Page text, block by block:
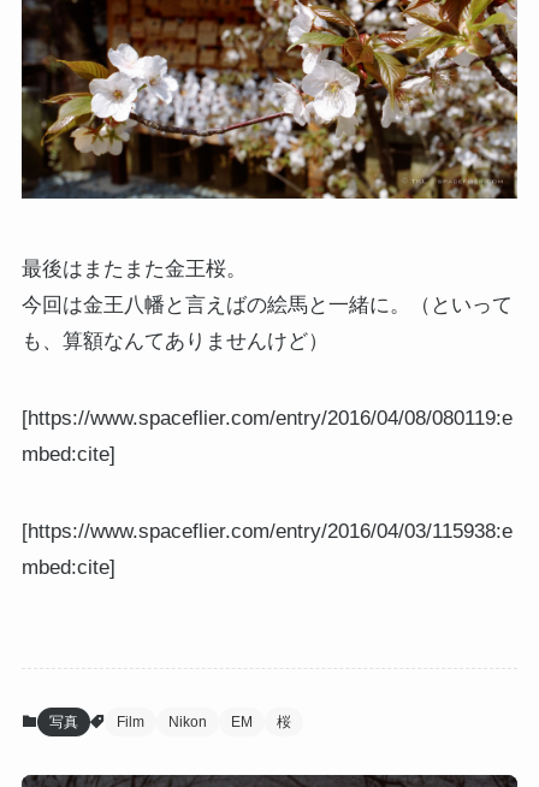
最後はまたまた金王桜。
今回は金王八幡と言えばの絵馬と一緒に。（といって
も、算額なんてありませんけど）
[https://www.spaceflier.com/entry/2016/04/08/080119:e
mbed:cite]
[https://www.spaceflier.com/entry/2016/04/03/115938:e
mbed:cite]
写真 Film Nikon EM 桜